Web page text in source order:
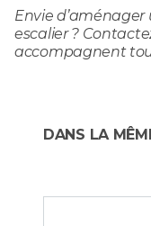
Envie
escalier ?
accompagnent
DANS LA